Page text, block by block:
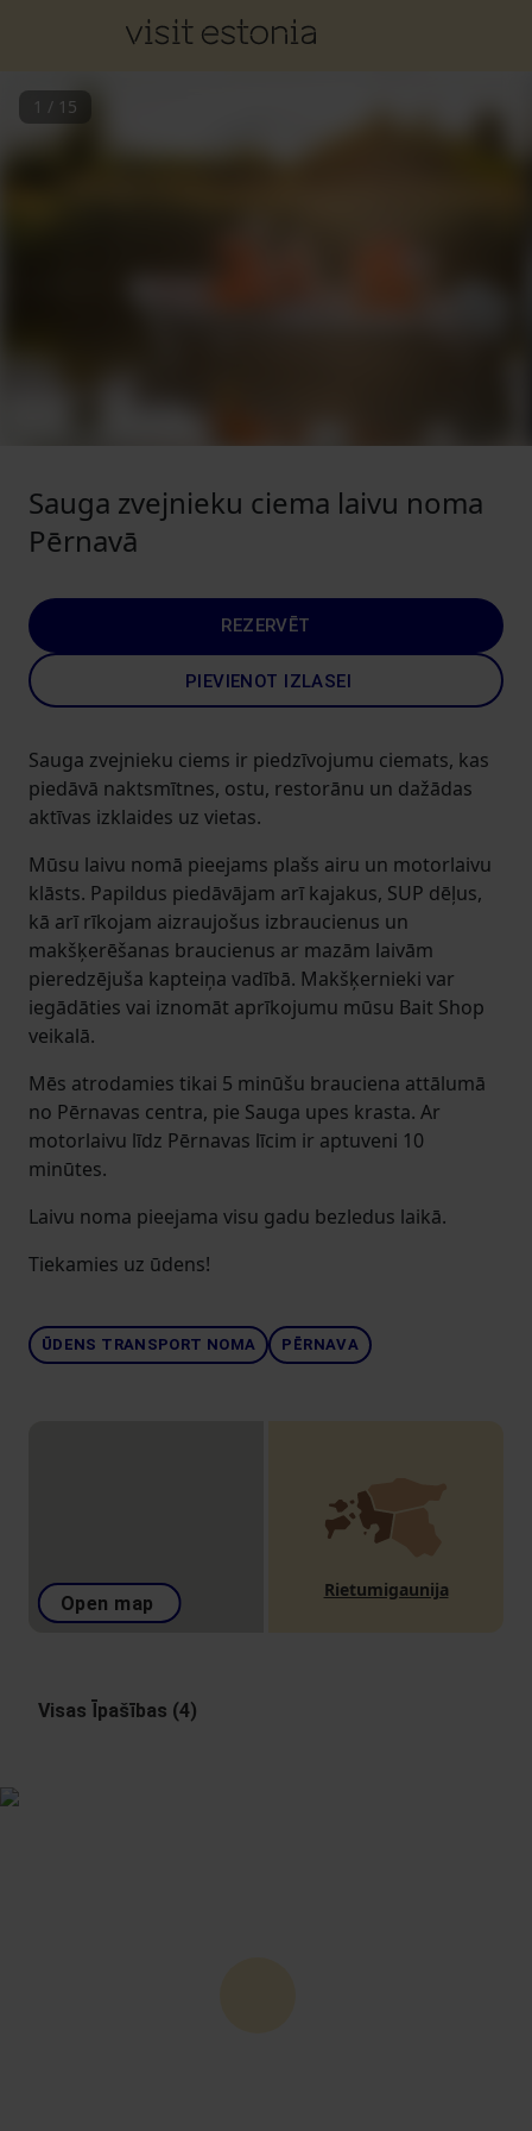
1 / 15
Sauga zvejnieku ciema laivu noma
Pērnavā
REZERVĒT
PIEVIENOT IZLASEI
Sauga zvejnieku ciems ir piedzīvojumu ciemats, kas
piedāvā naktsmītnes, ostu, restorānu un dažādas
aktīvas izklaides uz vietas.
Mūsu laivu nomā pieejams plašs airu un motorlaivu
klāsts. Papildus piedāvājam arī kajakus, SUP dēļus,
kā arī rīkojam aizraujošus izbraucienus un
makšķerēšanas braucienus ar mazām laivām
pieredzējuša kapteiņa vadībā. Makšķernieki var
iegādāties vai iznomāt aprīkojumu mūsu Bait Shop
veikalā.
Mēs atrodamies tikai 5 minūšu brauciena attālumā
no Pērnavas centra, pie Sauga upes krasta. Ar
motorlaivu līdz Pērnavas līcim ir aptuveni 10
minūtes.
Laivu noma pieejama visu gadu bezledus laikā.
Tiekamies uz ūdens!
ŪDENS TRANSPORT NOMA PĒRNAVA
Open map
Rietumigaunija
Visas Īpašības (4)